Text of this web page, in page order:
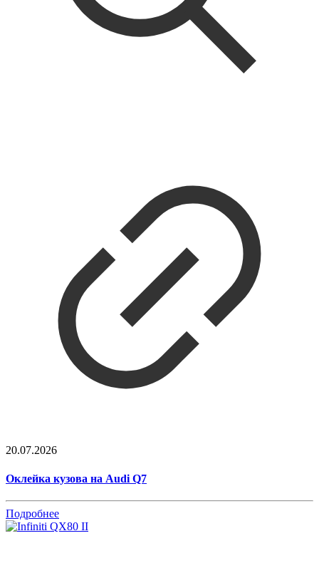
20.07.2026
Оклейка кузова на Audi Q7
Подробнее